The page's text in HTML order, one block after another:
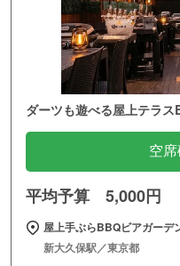
ダーツも遊べる屋上テラス
空
平均予算 5,000円
屋上手ぶらBBQビアガー
新大久保駅／東京都